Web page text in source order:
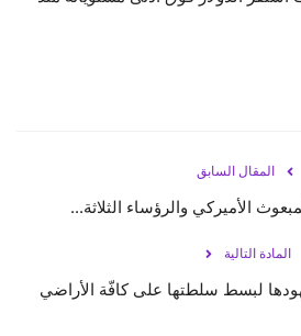
المقال السابق
الأميركي والرؤساء الثلاثة...
المادة التالية
لبسط سلطتها على كافّة الأراضي